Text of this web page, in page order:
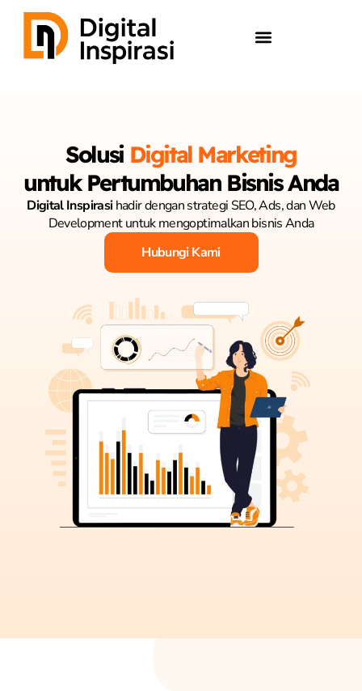
Skip
content
Solusi Digital Marketing
untuk Pertumbuhan Bisnis Anda
Digital Inspirasihadir dengan strategi SEO, Ads, dan Web
Development untuk mengoptimalkan bisnis Anda
Hubungi Kami